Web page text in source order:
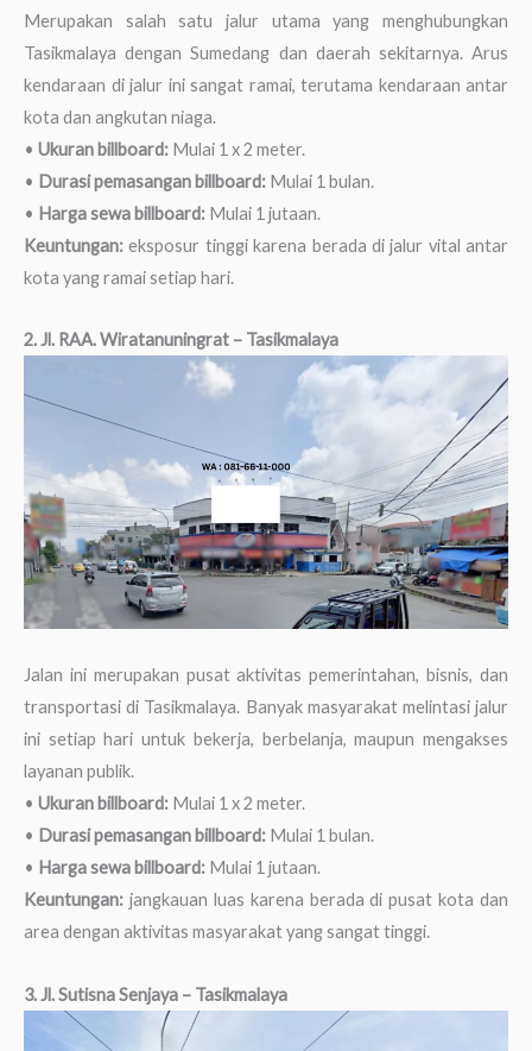
Merupakan salah satu jalur utama yang menghubungkan
Tasikmalaya dengan Sumedang dan daerah sekitarnya. Arus
kendaraan di jalur ini sangat ramai, terutama kendaraan antar
kota dan angkutan niaga.
• Ukuran billboard: Mulai 1 x 2 meter.
• Durasi pemasangan billboard: Mulai 1 bulan.
• Harga sewa billboard: Mulai 1 jutaan.
Keuntungan: eksposur tinggi karena berada di jalur vital antar
kota yang ramai setiap hari.
2. Jl. RAA. Wiratanuningrat – Tasikmalaya
Jalan ini merupakan pusat aktivitas pemerintahan, bisnis, dan
transportasi di Tasikmalaya. Banyak masyarakat melintasi jalur
ini setiap hari untuk bekerja, berbelanja, maupun mengakses
layanan publik.
• Ukuran billboard: Mulai 1 x 2 meter.
• Durasi pemasangan billboard: Mulai 1 bulan.
• Harga sewa billboard: Mulai 1 jutaan.
Keuntungan: jangkauan luas karena berada di pusat kota dan
area dengan aktivitas masyarakat yang sangat tinggi.
3. Jl. Sutisna Senjaya – Tasikmalaya